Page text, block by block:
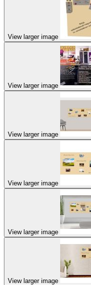
View larger image
View larger image
View larger image
View larger image
View larger image
View larger image